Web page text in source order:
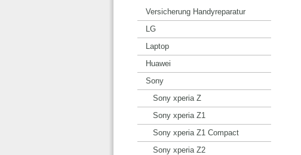
Versicherung Handyreparatur
LG
Laptop
Huawei
Sony
Sony xperia Z
Sony xperia Z1
Sony xperia Z1 Compact
Sony xperia Z2